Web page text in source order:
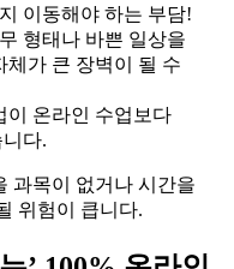
이동해야 하는 부담!
형태나 바쁜 일상을
체가 큰 장벽이 될 수
이 온라인 수업보다
다.
과목이 없거나 시간을
위험이 큽니다.